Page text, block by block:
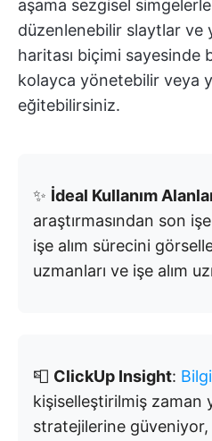
aşama sezgisel
düzenlenebilir slaytlar ve
haritası biçimi sayesinde
kolayca yönetebilir veya
eğitebilirsiniz.
✨ İdeal Kullanım
araştırmasından son
işe alım sürecini
uzmanları ve işe alım
📮 ClickUp Insight:
kişiselleştirilmiş zaman
stratejilerine güveniyor,